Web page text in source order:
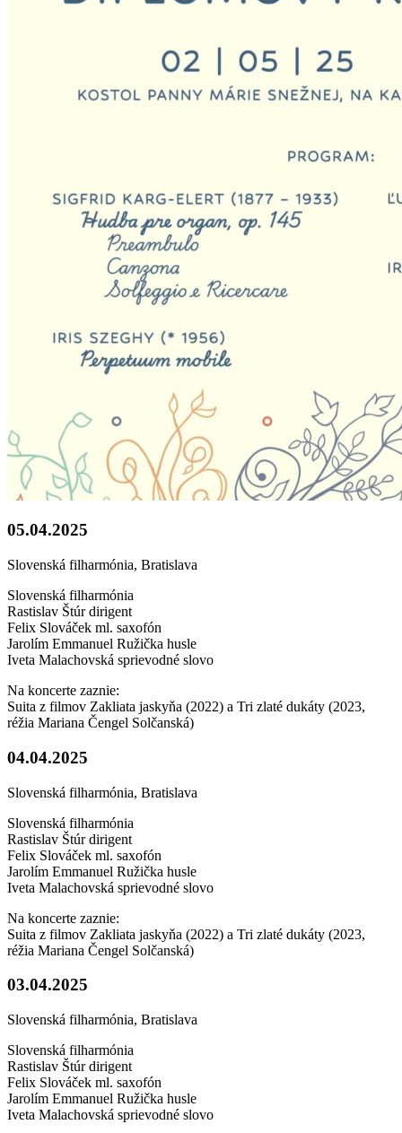
05.04.2025
Slovenská filharmónia, Bratislava
Slovenská filharmónia
Rastislav Štúr dirigent
Felix Slováček ml. saxofón
Jarolím Emmanuel Ružička husle
Iveta Malachovská sprievodné slovo
Na koncerte zaznie:
Suita z filmov Zakliata jaskyňa (2022) a Tri zlaté dukáty (2023,
réžia Mariana Čengel Solčanská)
04.04.2025
Slovenská filharmónia, Bratislava
Slovenská filharmónia
Rastislav Štúr dirigent
Felix Slováček ml. saxofón
Jarolím Emmanuel Ružička husle
Iveta Malachovská sprievodné slovo
Na koncerte zaznie:
Suita z filmov Zakliata jaskyňa (2022) a Tri zlaté dukáty (2023,
réžia Mariana Čengel Solčanská)
03.04.2025
Slovenská filharmónia, Bratislava
Slovenská filharmónia
Rastislav Štúr dirigent
Felix Slováček ml. saxofón
Jarolím Emmanuel Ružička husle
Iveta Malachovská sprievodné slovo